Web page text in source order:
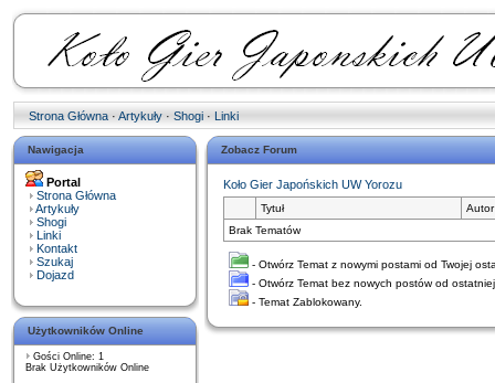
Strona Główna · Artykuły · Shogi · Linki
Nawigacja
Portal
Strona Główna
Artykuły
Shogi
Linki
Kontakt
Szukaj
Dojazd
Użytkowników Online
Gości Online: 1
Brak Użytkowników Online
Zobacz Forum
Koło Gier Japońskich UW Yorozu
Tytuł
Autor
Brak Tematów
- Otwórz Temat z nowymi postami od Twojej
- Otwórz Temat bez nowych postów od
- Temat Zablokowany.